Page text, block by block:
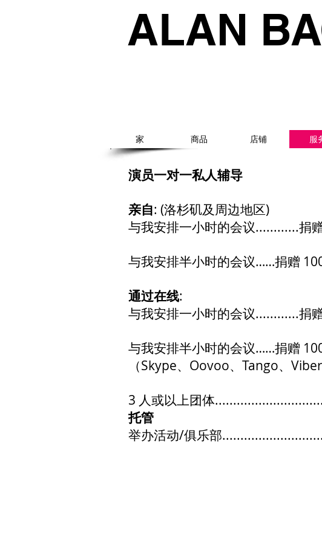
ALAN
家 商品 店铺 服
演员一对一私人辅导
亲自: (洛杉矶及周边地区)
与我安排一小时的会议............捐
与我安排半小时的会议……捐赠
通过在线:
与我安排一小时的会议............捐
与我安排半小时的会议……捐赠
（Skype、Oovoo、Tango、
3 人或以上团体
托管
举办活动/俱乐部